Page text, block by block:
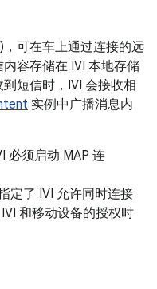
可在车上通过连接的远
容存储在 IVI 本地存储
短信时，IVI 会接收相
实例中广播消息内
必须启动 MAP 连
定了 IVI 允许同时连接
和移动设备的授权时